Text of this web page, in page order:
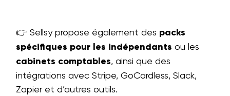
👉 Sellsy propose également des packs
spécifiques pour les indépendants ou les
cabinets comptables, ainsi que des
intégrations avec Stripe, GoCardless, Slack,
Zapier et d’autres outils.